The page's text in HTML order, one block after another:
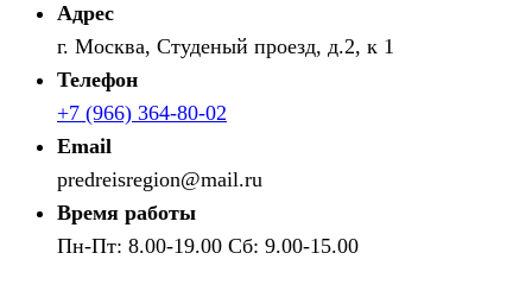
Адрес
г. Москва, Студеный проезд, д.2, к 1
Телефон
+7 (966) 364-80-02
Email
predreisregion@mail.ru
Время работы
Пн-Пт: 8.00-19.00 Сб: 9.00-15.00